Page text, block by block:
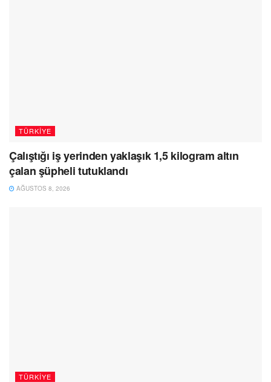
TÜRKIYE
Çalıştığı iş yerinden yaklaşık 1,5 kilogram altın
çalan şüpheli tutuklandı
AĞUSTOS 8, 2026
TÜRKIYE